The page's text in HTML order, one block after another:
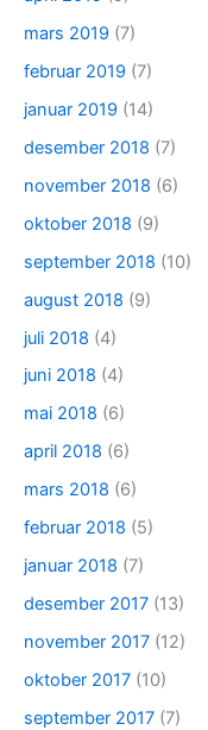
mars 2019 (7)
februar 2019 (7)
januar 2019 (14)
desember 2018 (7)
november 2018 (6)
oktober 2018 (9)
september 2018 (10)
august 2018 (9)
juli 2018 (4)
juni 2018 (4)
mai 2018 (6)
april 2018 (6)
mars 2018 (6)
februar 2018 (5)
januar 2018 (7)
desember 2017 (13)
november 2017 (12)
oktober 2017 (10)
september 2017 (7)